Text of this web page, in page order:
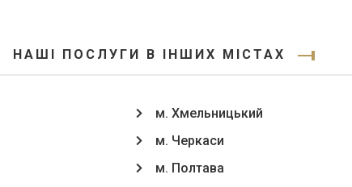
НАШІ ПОСЛУГИ В ІНШИХ МІСТАХ
м. Хмельницький
м. Черкаси
м. Полтава